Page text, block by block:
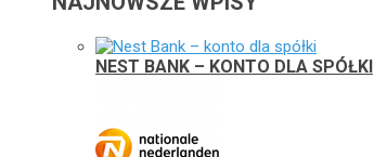
NEST BANK – KONTO DLA SPÓŁKI